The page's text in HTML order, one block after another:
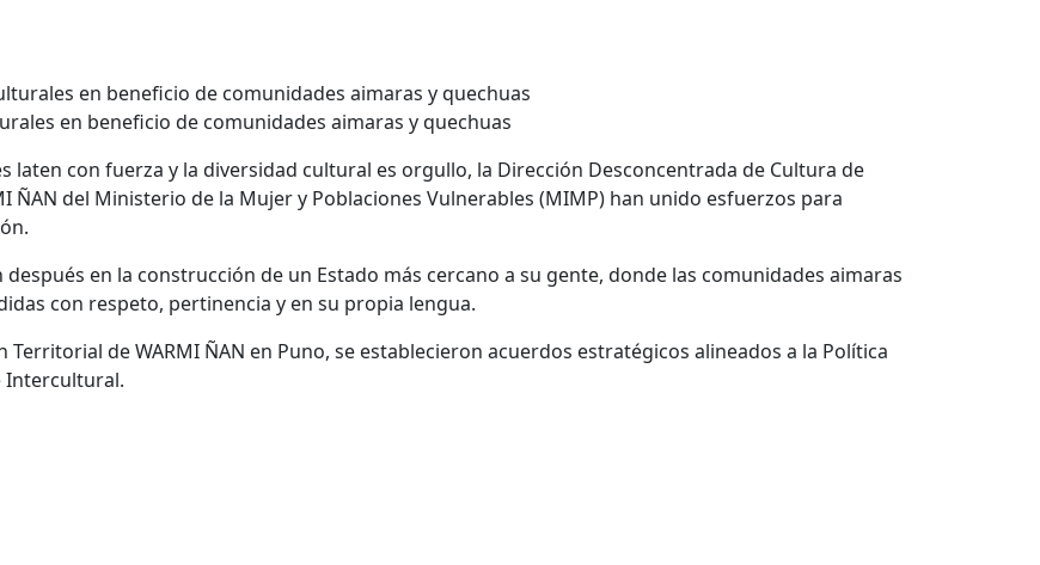
en beneficio de comunidades aimaras y quechuas
laten con fuerza y la diversidad cultural es orgullo, la Dirección Desconcentrada de Cultura de
ÑAN del Ministerio de la Mujer y Poblaciones Vulnerables (MIMP) han unido esfuerzos para
en la construcción de un Estado más cercano a su gente, donde las comunidades aimaras
con respeto, pertinencia y en su propia lengua.
de WARMI ÑAN en Puno, se establecieron acuerdos estratégicos alineados a la Política
Intercultural.